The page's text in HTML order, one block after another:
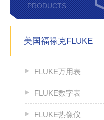
PRODUCTS
美国福禄克FLUKE
FLUKE万用表
FLUKE数字表
FLUKE热像仪